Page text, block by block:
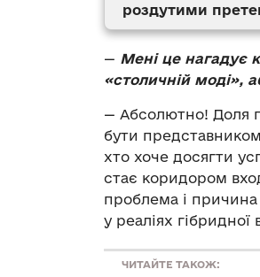
роздутими
— Мені це нагадує
«столичній моді»,
— Абсолютно! Доля
бути
хто хоче досягти
стає коридором
проблема і причина
у реаліях гібридної
ЧИТАЙТЕ ТАКОЖ: